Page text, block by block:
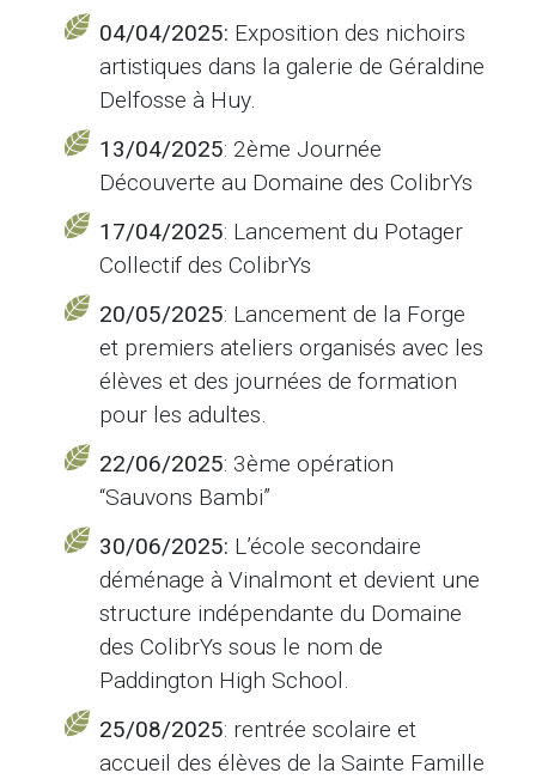
04/04/2025: Exposition des nichoirs
artistiques dans la galerie de Géraldine
Delfosse à Huy.
13/04/2025: 2ème Journée
Découverte au Domaine des ColibrYs
17/04/2025: Lancement du Potager
Collectif des ColibrYs
20/05/2025: Lancement de la Forge
et premiers ateliers organisés avec les
élèves et des journées de formation
pour les adultes.
22/06/2025: 3ème opération
“Sauvons Bambi”
30/06/2025: L’école secondaire
déménage à Vinalmont et devient une
structure indépendante du Domaine
des ColibrYs sous le nom de
Paddington High School.
25/08/2025: rentrée scolaire et
accueil des élèves de la Sainte Famille